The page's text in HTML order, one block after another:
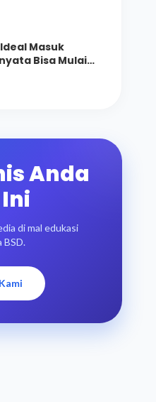
Masuk
Bisa Mulai
Anda
di mal edukasi
BSD.